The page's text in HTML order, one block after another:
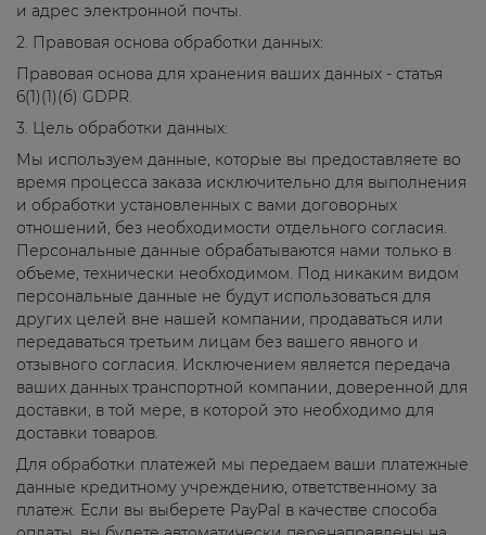
и адрес электронной почты.
2. Правовая основа обработки данных:
Правовая основа для хранения ваших данных - статья
6(1)(1)(б) GDPR.
3. Цель обработки данных:
Мы используем данные, которые вы предоставляете во
время процесса заказа исключительно для выполнения
и обработки установленных с вами договорных
отношений, без необходимости отдельного согласия.
Персональные данные обрабатываются нами только в
объеме, технически необходимом. Под никаким видом
персональные данные не будут использоваться для
других целей вне нашей компании, продаваться или
передаваться третьим лицам без вашего явного и
отзывного согласия. Исключением является передача
ваших данных транспортной компании, доверенной для
доставки, в той мере, в которой это необходимо для
доставки товаров.
Для обработки платежей мы передаем ваши платежные
данные кредитному учреждению, ответственному за
платеж. Если вы выберете PayPal в качестве способа